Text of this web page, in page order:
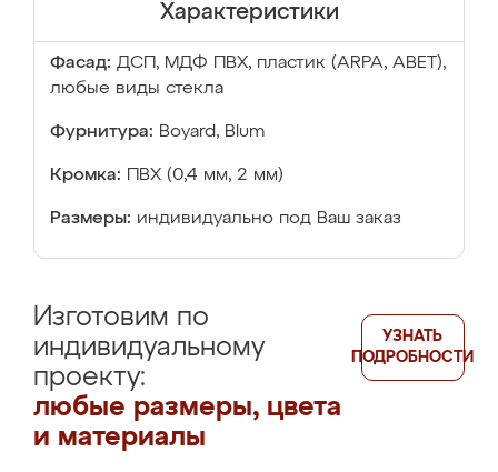
Характеристики
Фасад: ДСП, МДФ ПВХ, пластик (ARPA, ABET),
любые виды стекла
Фурнитура: Boyard, Blum
Кромка: ПВХ (0,4 мм, 2 мм)
Размеры: индивидуально под Ваш заказ
Изготовим по
индивидуальному
проекту:
любые размеры, цвета
и материалы
УЗНАТЬ
ПОДРОБНОСТИ